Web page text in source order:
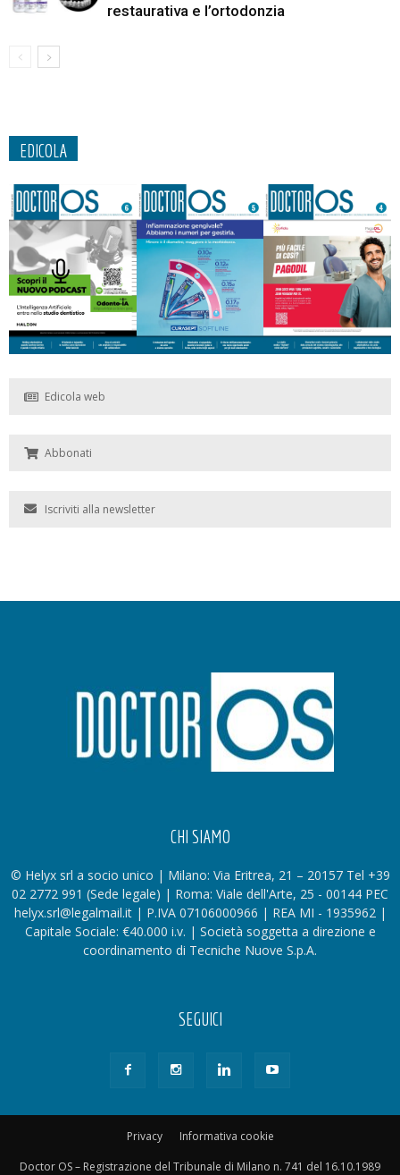
restaurativa e l’ortodonzia
EDICOLA
Edicola web
Abbonati
Iscriviti alla newsletter
CHI SIAMO
© Helyx srl a socio unico | Milano: Via Eritrea, 21 – 20157 Tel +39
02 2772 991 (Sede legale) | Roma: Viale dell'Arte, 25 - 00144 PEC
helyx.srl@legalmail.it | P.IVA 07106000966 | REA MI - 1935962 |
Capitale Sociale: €40.000 i.v. | Società soggetta a direzione e
coordinamento di Tecniche Nuove S.p.A.
SEGUICI
Privacy
Informativa cookie
Doctor OS – Registrazione del Tribunale di Milano n. 741 del 16.10.1989